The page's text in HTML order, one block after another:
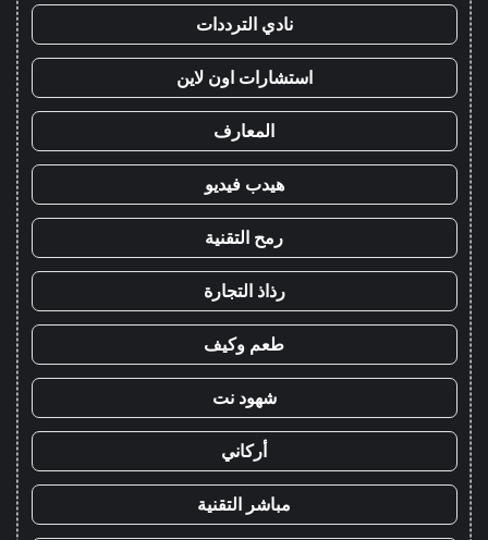
نادي الترددات
استشارات اون لاين
المعارف
هيدب فيديو
رمح التقنية
رذاذ التجارة
طعم وكيف
شهود نت
أركاني
مباشر التقنية